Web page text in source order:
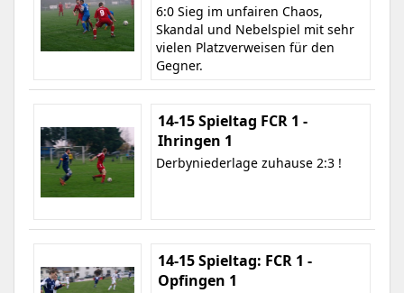
6:0 Sieg im unfairen Chaos,
Skandal und Nebelspiel mit sehr
vielen Platzverweisen für den
Gegner.
14-15 Spieltag FCR 1 -
Ihringen 1
Derbyniederlage zuhause 2:3 !
14-15 Spieltag: FCR 1 -
Opfingen 1